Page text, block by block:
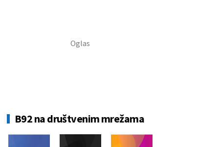
B92 na društvenim mrežama